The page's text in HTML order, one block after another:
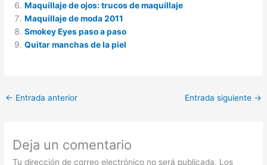
Maquillaje de ojos: trucos de maquillaje
Maquillaje de moda 2011
Smokey Eyes paso a paso
Quitar manchas de la piel
← Entrada anterior Entrada siguiente →
Deja un comentario
Tu dirección de correo electrónico no será publicada. Los